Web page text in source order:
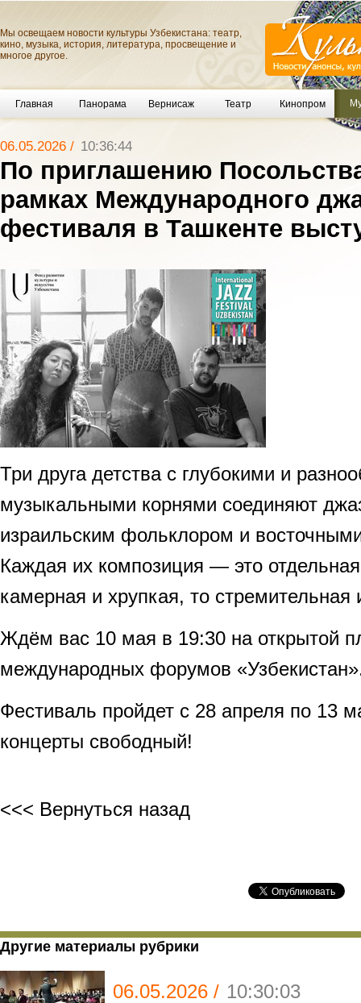
Мы освещаем новости культуры Узбекистана: театр,
кино, музыка, история, литература, просвещение и
многое другое.
Главная Панорама Вернисаж Театр Кинопром
06.05.2026 / 10:36:44
По приглашению
рамках Международного
фестиваля в Ташкенте
Три друга детства с глубокими и
музыкальными корнями соединяют
израильским фольклором и
Каждая их композиция — это
камерная и хрупкая, то стремительная
Ждём вас 10 мая в 19:30 на открытой
международных форумов
Фестиваль пройдет с 28 апреля по 13
концерты свободный!
<<< Вернуться назад
Другие материалы рубрики
06.05.2026 / 10:30:03